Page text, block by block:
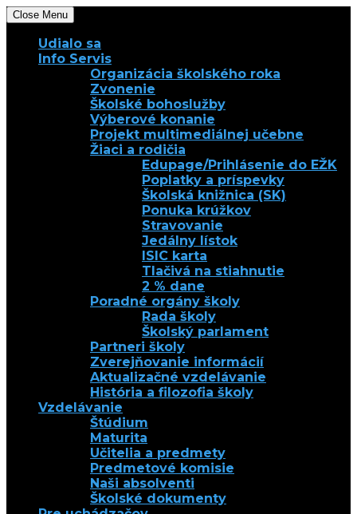
Close Menu
Udialo sa
Info Servis
Organizácia školského roka
Zvonenie
Školské bohoslužby
Výberové konanie
Projekt multimediálnej učebne
Žiaci a rodičia
Edupage/Prihlásenie do EŽK
Poplatky a príspevky
Školská knižnica (SK)
Ponuka krúžkov
Stravovanie
Jedálny lístok
ISIC karta
Tlačivá na stiahnutie
2 % dane
Poradné orgány školy
Rada školy
Školský parlament
Partneri školy
Zverejňovanie informácií
Aktualizačné vzdelávanie
História a filozofia školy
Vzdelávanie
Štúdium
Maturita
Učitelia a predmety
Predmetové komisie
Naši absolventi
Školské dokumenty